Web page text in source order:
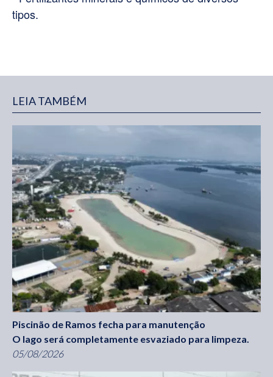
tipos.
LEIA TAMBÉM
Piscinão de Ramos fecha para manutenção
O lago será completamente esvaziado para limpeza.
05/08/2026